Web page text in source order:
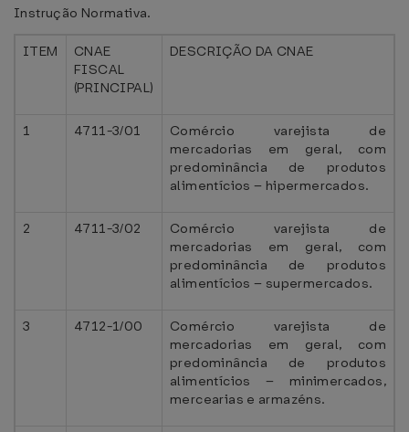
Instrução Normativa.
ITEM
CNAE
FISCAL
(PRINCIPAL)
DESCRIÇÃO DA CNAE
1 4711-3/01
Comércio varejista de
mercadorias em geral, com
predominância de produtos
alimentícios – hipermercados.
2 4711-3/02
Comércio varejista de
mercadorias em geral, com
predominância de produtos
alimentícios – supermercados.
3 4712-1/00
Comércio varejista de
mercadorias em geral, com
predominância de produtos
alimentícios – minimercados,
mercearias e armazéns.